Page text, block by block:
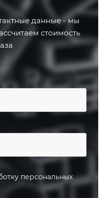
данные - мы
стоимость
персональных